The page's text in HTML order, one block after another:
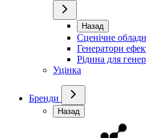
Назад
Сценічне
Генератори
Рідина для
Уцінка
Бренди
Назад